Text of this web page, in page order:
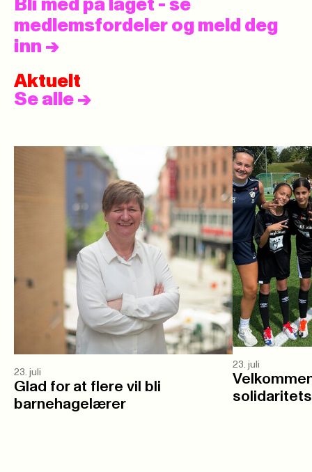
Bli med på laget - se
medlemsfordeler og meld deg
inn ->
Aktuelt
Se alle ->
23. juli
Glad for at flere vil bli
barnehagelærer
23. juli